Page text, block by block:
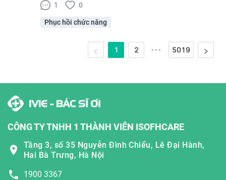
1 0
Phục hồi chức năng
1 2 ••• 5019
CÔNG TY TNHH 1 THÀNH VIÊN ISOFHCARE
Tầng 3, số 35 Nguyễn Đình Chiểu, Lê Đại Hành,
Hai Bà Trưng, Hà Nội
1900 3367